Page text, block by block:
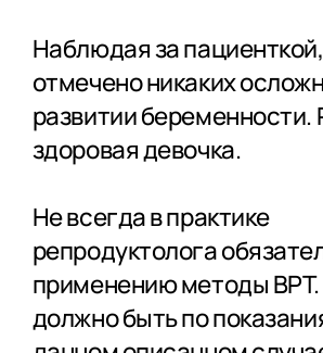
Наблюдая за
отмечено никаких
развитии беременности.
здоровая девочка.
Не всегда в практике
репродуктолога
применению методы
должно быть по